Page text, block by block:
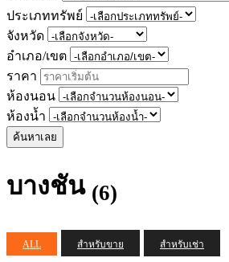
ประเภททรัพย์
จังหวัด
อำเภอ/เขต
ราคา
ห้องนอน
ห้องน้ำ
ค้นหาเลย
บางชัน (6)
ALL สำหรับขาย สำหรับเช่า